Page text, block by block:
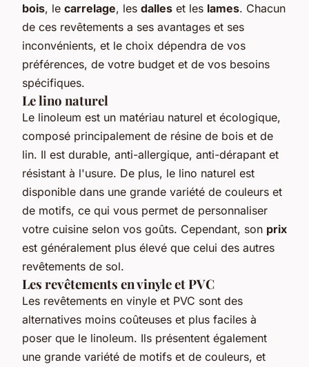
bois, le carrelage, les dalles et les lames. Chacun
de ces revêtements a ses avantages et ses
inconvénients, et le choix dépendra de vos
préférences, de votre budget et de vos besoins
spécifiques.
Le lino naturel
Le linoleum est un matériau naturel et écologique,
composé principalement de résine de bois et de
lin. Il est durable, anti-allergique, anti-dérapant et
résistant à l'usure. De plus, le lino naturel est
disponible dans une grande variété de couleurs et
de motifs, ce qui vous permet de personnaliser
votre cuisine selon vos goûts. Cependant, son prix
est généralement plus élevé que celui des autres
revêtements de sol.
Les revêtements en vinyle et PVC
Les revêtements en vinyle et PVC sont des
alternatives moins coûteuses et plus faciles à
poser que le linoleum. Ils présentent également
une grande variété de motifs et de couleurs, et